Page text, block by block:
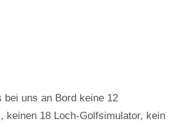
bei uns an Bord keine 12
keinen 18 Loch-Golfsimulator, kein